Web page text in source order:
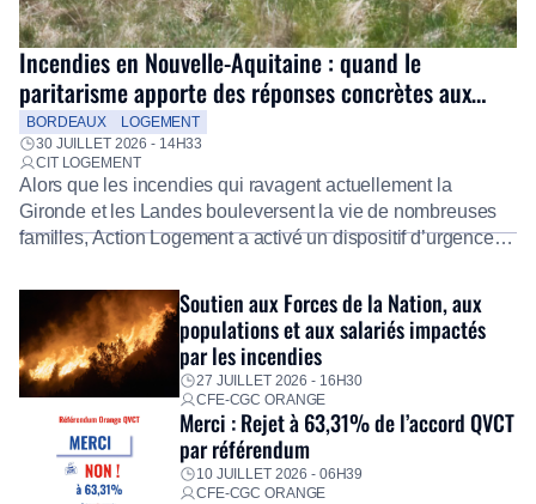
Incendies en Nouvelle-Aquitaine : quand le
paritarisme apporte des réponses concrètes aux
salariés
BORDEAUX
LOGEMENT
30 JUILLET 2026 - 14H33
CIT LOGEMENT
Alors que les incendies qui ravagent actuellement la
Gironde et les Landes bouleversent la vie de nombreuses
familles, Action Logement a activé un dispositif d’urgence
Fidèle à sa mission d’utilité sociale, le Groupe mobilise
immédiatement ses équipes afin de proposer un diagnostic
personnalisé, des aides financières pour faire face aux
premières dépenses, […]
Soutien aux Forces de la Nation, aux
populations et aux salariés impactés
par les incendies
27 JUILLET 2026 - 16H30
CFE-CGC ORANGE
Merci : Rejet à 63,31% de l’accord QVCT
par référendum
10 JUILLET 2026 - 06H39
CFE-CGC ORANGE